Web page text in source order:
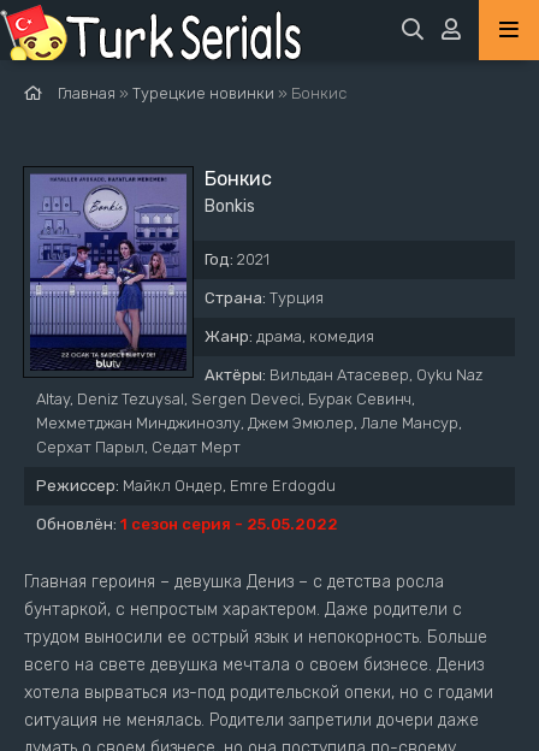
Главная » Турецкие новинки » Бонкис
Бонкис
Bonkis
Год: 2021
Страна: Турция
Жанр: драма, комедия
Актёры: Вильдан Атасевер, Oyku Naz
Altay, Deniz Tezuysal, Sergen Deveci, Бурак Севинч,
Мехметджан Минджинозлу, Джем Эмюлер, Лале Мансур,
Серхат Парыл, Седат Мерт
Режиссер: Майкл Ондер, Emre Erdogdu
Обновлён: 1 сезон серия - 25.05.2022
Главная героиня – девушка Дениз – с детства росла
бунтаркой, с непростым характером. Даже родители с
трудом выносили ее острый язык и непокорность. Больше
всего на свете девушка мечтала о своем бизнесе. Дениз
хотела вырваться из-под родительской опеки, но с годами
ситуация не менялась. Родители запретили дочери даже